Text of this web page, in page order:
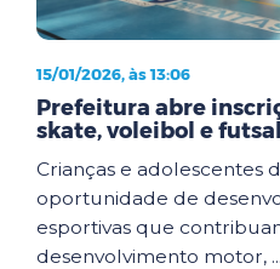
15/01/2026, às 13:06
Prefeitura abre
skate, voleibol e
Crianças e adolescentes
oportunidade de
esportivas que
desenvolvimento motor, ...